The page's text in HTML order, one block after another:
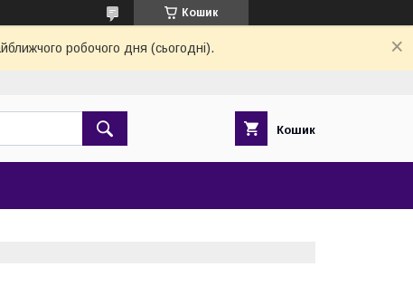
Кошик
робочого дня (сьогодні).
Кошик